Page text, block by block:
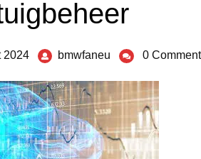
2024 bmwfaneu 0 Comment